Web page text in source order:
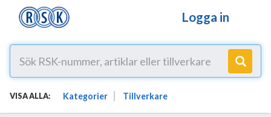
Logga in
VISA ALLA: Kategorier Tillverkare